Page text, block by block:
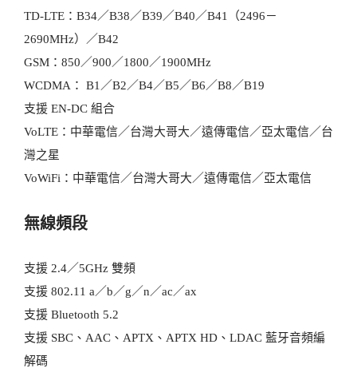
TD-LTE：B34／B38／B39／B40／B41（2496－
2690MHz）／B42
GSM：850／900／1800／1900MHz
WCDMA： B1／B2／B4／B5／B6／B8／B19
支援 EN-DC 組合
VoLTE：中華電信／台灣大哥大／遠傳電信／亞太電信／台
灣之星
VoWiFi：中華電信／台灣大哥大／遠傳電信／亞太電信
無線頻段
支援 2.4／5GHz 雙頻
支援 802.11 a／b／g／n／ac／ax
支援 Bluetooth 5.2
支援 SBC、AAC、APTX、APTX HD、LDAC 藍牙音頻編
解碼